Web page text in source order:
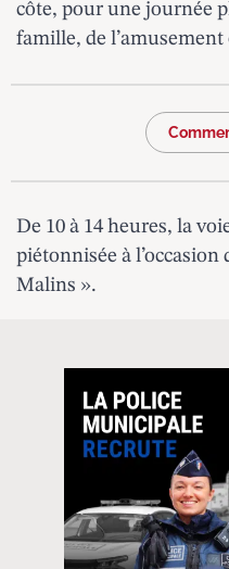
côte, pour une journée
famille, de l’amusement
De 10 à 14 heures, la
piétonnisée à
Malins ».